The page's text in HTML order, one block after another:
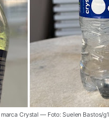
Crystal — Foto: Suelen Bastos/g1